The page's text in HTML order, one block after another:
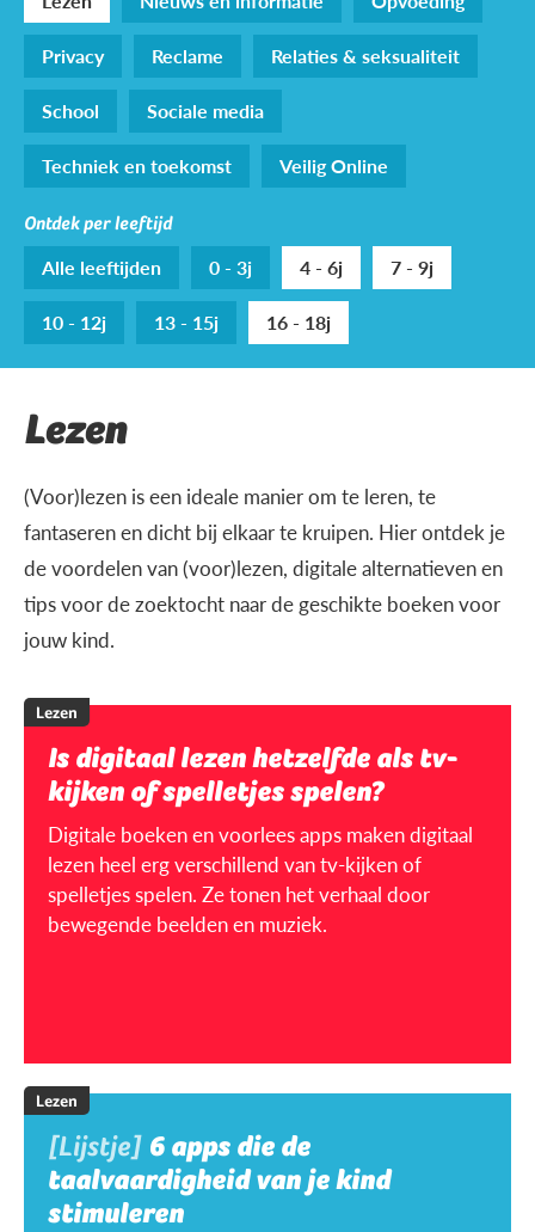
Privacy
Reclame
Relaties & seksualiteit
School
Sociale media
Techniek en toekomst
Veilig Online
Ontdek per leeftijd
Alle leeftijden 0 - 3j 4 - 6j
7 - 9j
10 - 12j
13 - 15j 16 - 18j
Lezen
(Voor)lezen is een ideale manier om te leren, te
fantaseren en dicht bij elkaar te kruipen. Hier ontdek je
de voordelen van (voor)lezen, digitale alternatieven en
tips voor de zoektocht naar de geschikte boeken voor
jouw kind.
Lezen
Is digitaal lezen hetzelfde als tv-
kijken of spelletjes spelen?
Digitale boeken en voorlees apps maken digitaal
lezen heel erg verschillend van tv-kijken of
spelletjes spelen. Ze tonen het verhaal door
bewegende beelden en muziek.
Lezen
[Lijstje] 6 apps die de
taalvaardigheid van je kind
stimuleren